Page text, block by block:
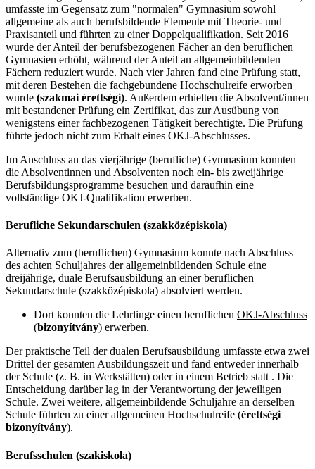
umfasste im Gegensatz zum "normalen" Gymnasium sowohl
allgemeine als auch berufsbildende Elemente mit Theorie- und
Praxisanteil und führten zu einer Doppelqualifikation. Seit 2016
wurde der Anteil der berufsbezogenen Fächer an den beruflichen
Gymnasien erhöht, während der Anteil an allgemeinbildenden
Fächern reduziert wurde. Nach vier Jahren fand eine Prüfung statt,
mit deren Bestehen die fachgebundene Hochschulreife erworben
wurde (szakmai érettségi). Außerdem erhielten die Absolvent/innen
mit bestandener Prüfung ein Zertifikat, das zur Ausübung von
wenigstens einer fachbezogenen Tätigkeit berechtigte. Die Prüfung
führte jedoch nicht zum Erhalt eines OKJ-Abschlusses.
Im Anschluss an das vierjährige (berufliche) Gymnasium konnten
die Absolventinnen und Absolventen noch ein- bis zweijährige
Berufsbildungsprogramme besuchen und daraufhin eine
vollständige OKJ-Qualifikation erwerben.
Berufliche Sekundarschulen (szakközépiskola)
Alternativ zum (beruflichen) Gymnasium konnte nach Abschluss
des achten Schuljahres der allgemeinbildenden Schule eine
dreijährige, duale Berufsausbildung an einer beruflichen
Sekundarschule (szakközépiskola) absolviert werden.
Dort konnten die Lehrlinge einen beruflichen OKJ-Abschluss
(bizonyítvány) erwerben.
Der praktische Teil der dualen Berufsausbildung umfasste etwa zwei
Drittel der gesamten Ausbildungszeit und fand entweder innerhalb
der Schule (z. B. in Werkstätten) oder in einem Betrieb statt . Die
Entscheidung darüber lag in der Verantwortung der jeweiligen
Schule. Zwei weitere, allgemeinbildende Schuljahre an derselben
Schule führten zu einer allgemeinen Hochschulreife (érettségi
bizonyítvány).
Berufsschulen (szakiskola)